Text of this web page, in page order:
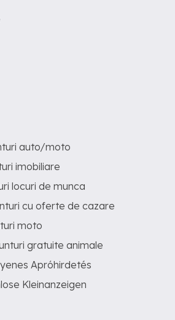
auto/moto
imobiliare
locuri de munca
cu oferte de cazare
moto
gratuite animale
Apróhirdetés
Kleinanzeigen